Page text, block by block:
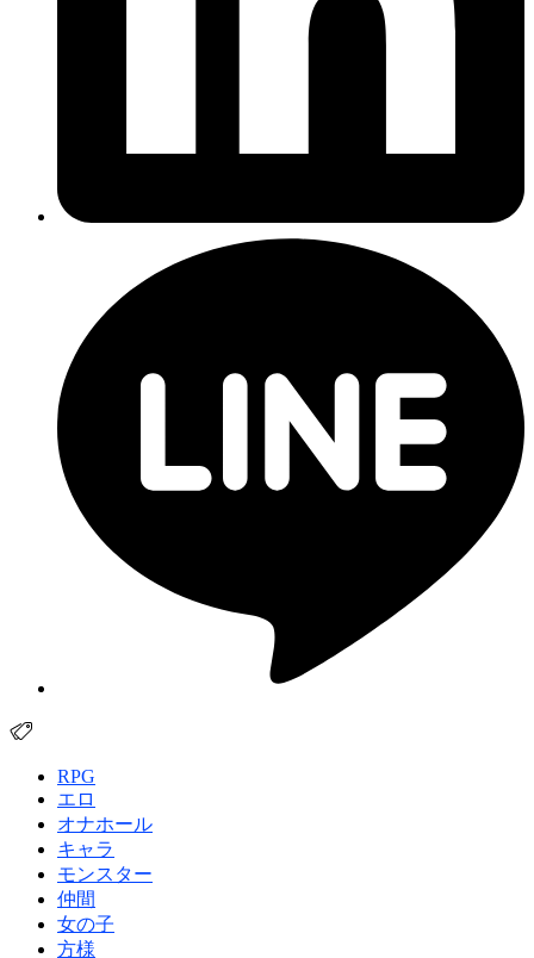
RPG
エロ
オナホール
キャラ
モンスター
仲間
女の子
方様